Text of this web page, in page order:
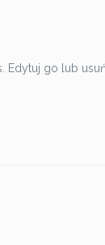
go lub